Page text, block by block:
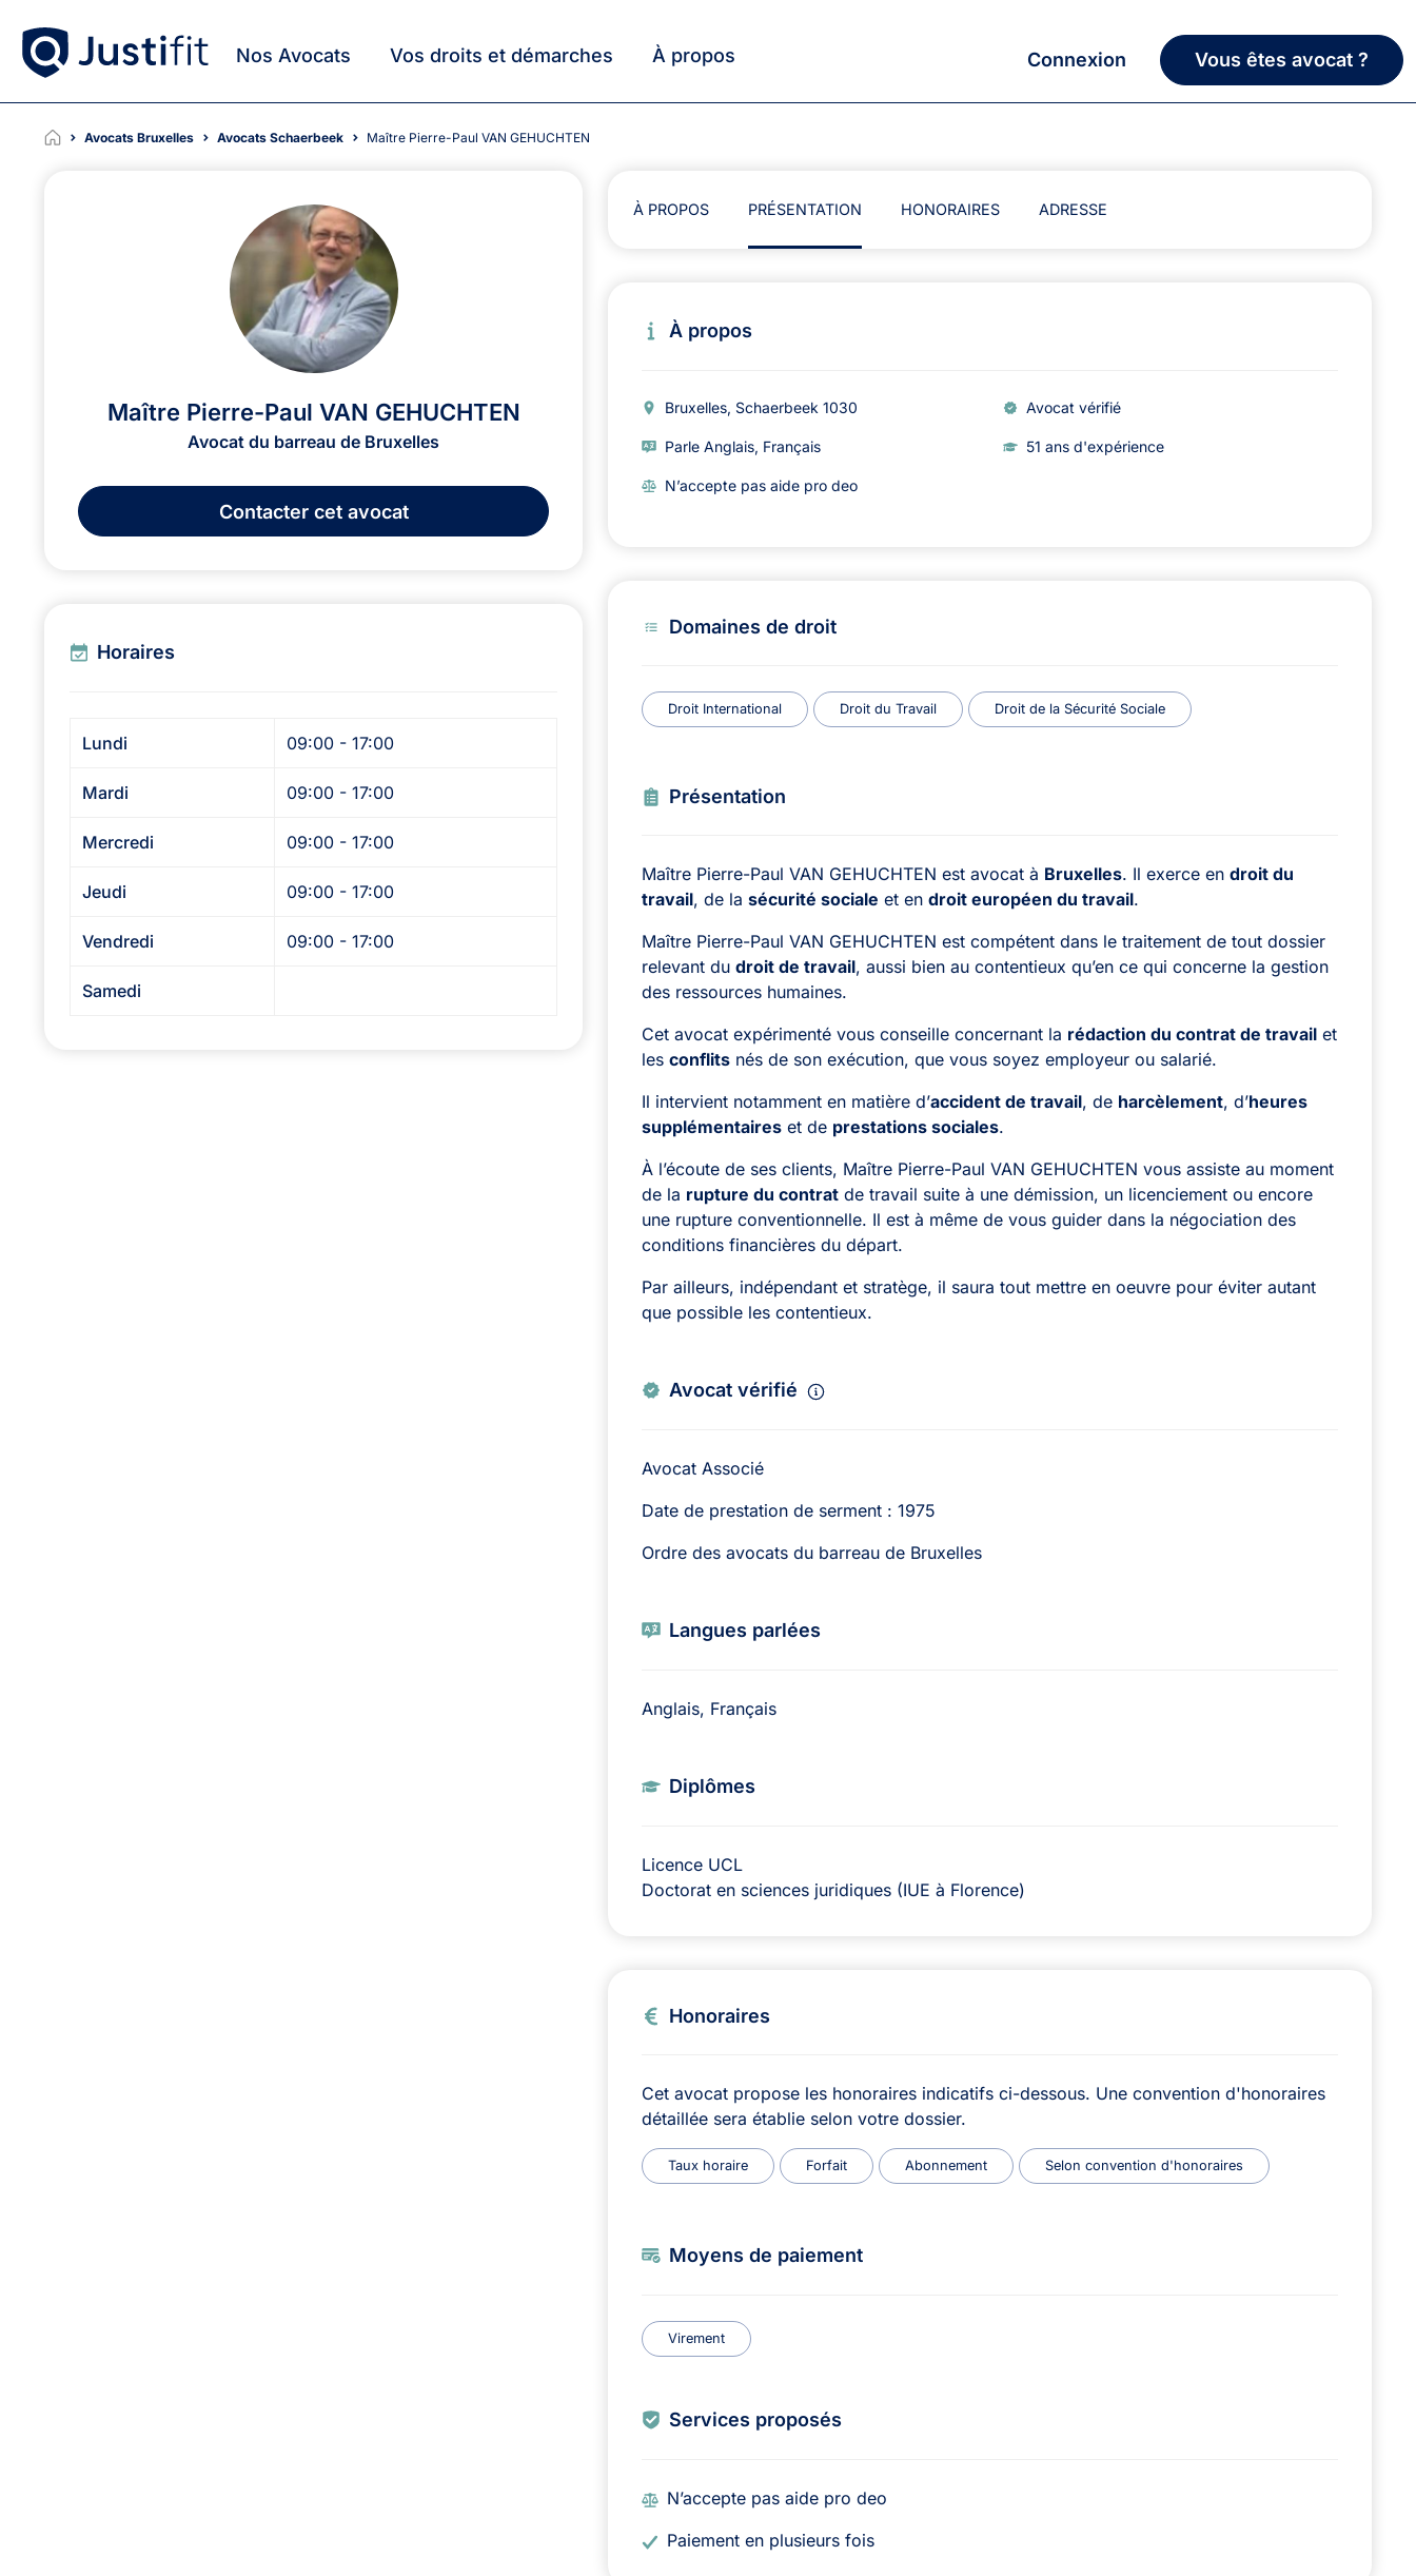
Nos Avocats Vos droits et démarches À propos Connexion Vous êtes avocat ?
Avocats Bruxelles Avocats Schaerbeek Maître Pierre-Paul VAN GEHUCHTEN
Maître Pierre-Paul VAN GEHUCHTEN
Avocat du barreau de Bruxelles
Contactercet avocat
Horaires
Lundi 09:00 - 17:00
Mardi 09:00 - 17:00
Mercredi 09:00 - 17:00
Jeudi 09:00 - 17:00
Vendredi 09:00 - 17:00
Samedi
À PROPOS PRÉSENTATION HONORAIRES ADRESSE
À propos
Bruxelles, Schaerbeek 1030 Avocat vérifié
Parle Anglais, Français 51 ans d'expérience
N’accepte pas aide pro deo
Domaines de droit
Droit International Droit du Travail Droit de la Sécurité Sociale
Présentation
Maître Pierre-Paul VAN GEHUCHTEN est avocat à Bruxelles. Il exerce en droit du
travail, de la sécurité sociale et en droit européen du travail.
Maître Pierre-Paul VAN GEHUCHTEN est compétent dans le traitement de tout dossier
relevant du droit de travail, aussi bien au contentieux qu’en ce qui concerne la gestion
des ressources humaines.
Cet avocat expérimenté vous conseille concernant la rédaction du contrat de travail et
les conflits nés de son exécution, que vous soyez employeur ou salarié.
Il intervient notamment en matière d’accident de travail, de harcèlement, d’heures
supplémentaires et de prestations sociales.
À l’écoute de ses clients, Maître Pierre-Paul VAN GEHUCHTEN vous assiste au moment
de la rupture du contrat de travail suite à une démission, un licenciement ou encore
une rupture conventionnelle. Il est à même de vous guider dans la négociation des
conditions financières du départ.
Par ailleurs, indépendant et stratège, il saura tout mettre en oeuvre pour éviter autant
que possible les contentieux.
Avocat vérifié
Avocat Associé
Date de prestation de serment : 1975
Ordre des avocats du barreau de Bruxelles
Langues parlées
Anglais, Français
Diplômes
Licence UCL
Doctorat en sciences juridiques (IUE à Florence)
Honoraires
Cet avocat propose les honoraires indicatifs ci-dessous. Une convention d'honoraires
détaillée sera établie selon votre dossier.
Taux horaire Forfait Abonnement Selon convention d'honoraires
Moyens de paiement
Virement
Services proposés
N’accepte pas aide pro deo
Paiement en plusieurs fois